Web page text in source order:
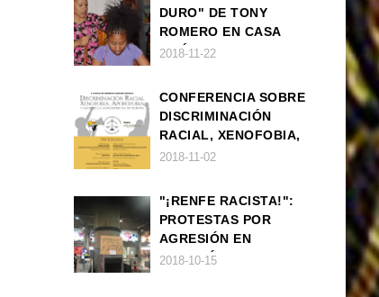
DURO" DE TONY
ROMERO EN CASA
AMÉRICA
2018-11-22
CONFERENCIA SOBRE
DISCRIMINACIÓN
RACIAL, XENOFOBIA,
APOROFOBIA Y AUGE
2018-11-02
"¡RENFE RACISTA!":
PROTESTAS POR
AGRESIÓN EN
ESTACIÓN DE TREN DE
2018-10-15